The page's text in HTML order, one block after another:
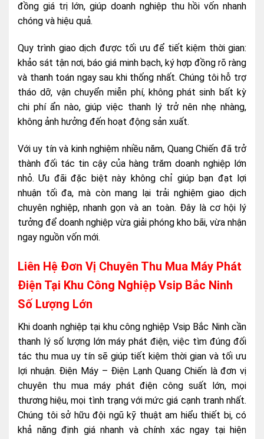
đồng giá trị lớn, giúp doanh nghiệp thu hồi vốn nhanh
chóng và hiệu quả.
Quy trình giao dịch được tối ưu để tiết kiệm thời gian:
khảo sát tận nơi, báo giá minh bạch, ký hợp đồng rõ ràng
và thanh toán ngay sau khi thống nhất. Chúng tôi hỗ trợ
tháo dỡ, vận chuyển miễn phí, không phát sinh bất kỳ
chi phí ẩn nào, giúp việc thanh lý trở nên nhẹ nhàng,
không ảnh hưởng đến hoạt động sản xuất.
Với uy tín và kinh nghiệm nhiều năm, Quang Chiến đã trở
thành đối tác tin cậy của hàng trăm doanh nghiệp lớn
nhỏ. Ưu đãi đặc biệt này không chỉ giúp bạn đạt lợi
nhuận tối đa, mà còn mang lại trải nghiệm giao dịch
chuyên nghiệp, nhanh gọn và an toàn. Đây là cơ hội lý
tưởng để doanh nghiệp vừa giải phóng kho bãi, vừa nhận
ngay nguồn vốn mới.
Liên Hệ Đơn Vị Chuyên Thu Mua Máy Phát
Điện Tại Khu Công Nghiệp Vsip Bắc Ninh
Số Lượng Lớn
Khi doanh nghiệp tại khu công nghiệp Vsip Bắc Ninh cần
thanh lý số lượng lớn máy phát điện, việc tìm đúng đối
tác thu mua uy tín sẽ giúp tiết kiệm thời gian và tối ưu
lợi nhuận. Điện Máy – Điện Lạnh Quang Chiến là đơn vị
chuyên thu mua máy phát điện công suất lớn, mọi
thương hiệu, mọi tình trạng với mức giá cạnh tranh nhất.
Chúng tôi sở hữu đội ngũ kỹ thuật am hiểu thiết bị, có
khả năng định giá nhanh và chính xác ngay tại hiện